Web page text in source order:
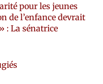
pour les jeunes
de l’enfance devrait
: La sénatrice